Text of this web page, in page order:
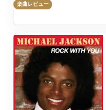
楽曲レビュー